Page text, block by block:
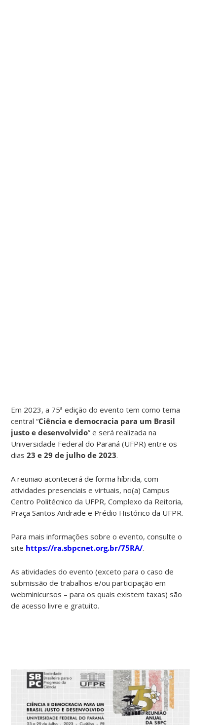
Em 2023, a 75ª edição do evento tem como tema
central “Ciência e democracia para um Brasil
justo e desenvolvido” e será realizada na
Universidade Federal do Paraná (UFPR) entre os
dias23 e 29 de julho de 2023.
A reunião acontecerá de forma híbrida, com
atividades presenciais e virtuais, no(a) Campus
Centro Politécnico da UFPR, Complexo da Reitoria,
Praça Santos Andrade e Prédio Histórico da UFPR.
Para mais informações sobre o evento, consulte o
site https://ra.sbpcnet.org.br/75RA/.
As atividades do evento (exceto para o caso de
submissão de trabalhos e/ou participação em
webminicursos – para os quais existem taxas) são
de acesso livre e gratuito.